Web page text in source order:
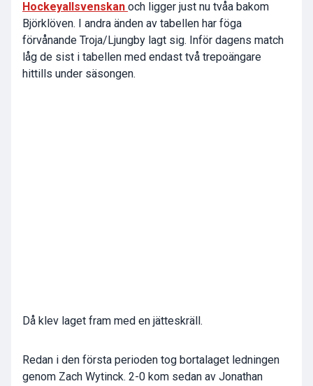
Hockeyallsvenskan och ligger just nu tvåa bakom
Björklöven. I andra änden av tabellen har föga
förvånande Troja/Ljungby lagt sig. Inför dagens match
låg de sist i tabellen med endast två trepoängare
hittills under säsongen.
Då klev laget fram med en jätteskräll.
Redan i den första perioden tog bortalaget ledningen
genom Zach Wytinck. 2-0 kom sedan av Jonathan